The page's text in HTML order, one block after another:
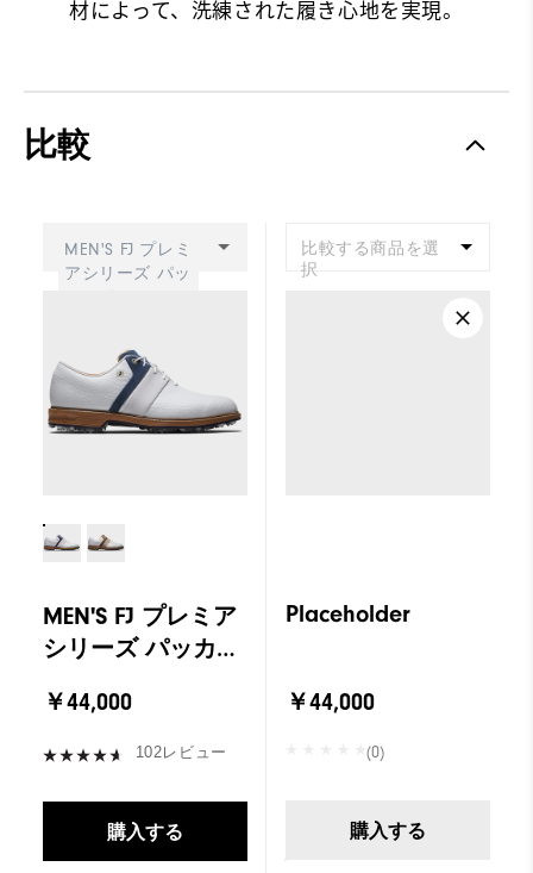
材によって、洗練された履き心地を実現。
比較
MEN'S FJ プレミ
アシリーズ パッ
MEN'S FJ プレミア
シリーズ パッカー
￥44,000
102レビュー
購入する
比較する商品を選
択
Placeholder
￥44,000
(0)
購入する